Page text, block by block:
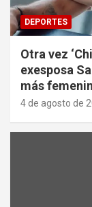
DEPORTES
Otra vez
exesposa
más
4 de agosto de